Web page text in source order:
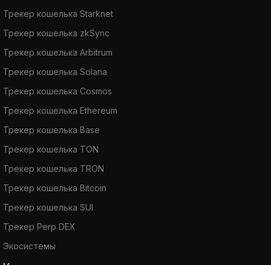
Трекер кошелька Starknet
Трекер кошелька zkSync
Трекер кошелька Arbitrum
Трекер кошелька Solana
Трекер кошелька Cosmos
Трекер кошелька Ethereum
Трекер кошелька Base
Трекер кошелька TON
Трекер кошелька TRON
Трекер кошелька Bitcoin
Трекер кошелька SUI
Трекер Perp DEX
Экосистемы